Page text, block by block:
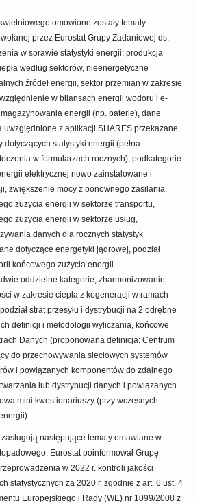
omówione zostały tematy
przez Eurostat Grupy Zadaniowej ds.
w sprawie statystyki energii: produkcja
według sektorów, nieenergetyczne
źródeł energii, sektor przemian w zakresie
w bilansach energii wodoru i e-
energii (np. baterie), dane
uwzględnione z aplikacji SHARES przekazane
dotyczących statystyki energii (pełna
w formularzach rocznych), podkategorie
elektrycznej nowo zainstalowane i
zwiększenie mocy z ponownego zasilania,
zużycia energii w sektorze transportu,
zużycia energii w sektorze usług,
danych dla rocznych statystyk
dotyczące energetyki jądrowej, podział
końcowego zużycia energii
oddzielne kategorie, zharmonizowanie
w zakresie ciepła z kogeneracji w ramach
strat przesyłu i dystrybucji na 2 odrębne
definicji i metodologii wyliczania, końcowe
Danych (proponowana definicja: Centrum
do przechowywania sieciowych systemów
i powiązanych komponentów do zdalnego
lub dystrybucji danych i powiązanych
mini kwestionariuszy (przy wczesnych
następujące tematy omawiane w
Eurostat poinformował Grupę
w 2022 r. kontroli jakości
statystycznych za 2020 r. zgodnie z art. 6 ust. 4
Europejskiego i Rady (WE) nr 1099/2008 z